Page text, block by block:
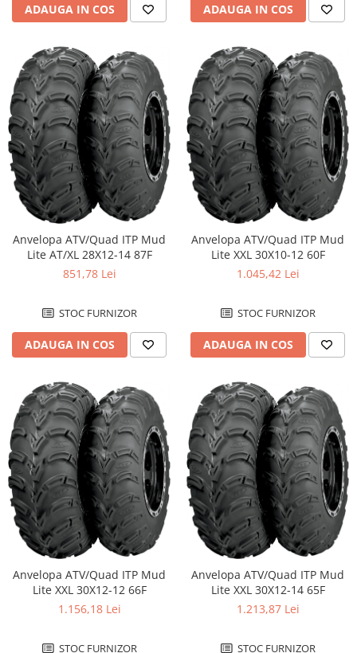
ADAUGA IN COS ADAUGA IN COS
Anvelopa ATV/Quad ITP Mud
Lite AT/XL 28X12-14 87F
851,78 Lei
STOC FURNIZOR
ADAUGA IN COS
Anvelopa ATV/Quad ITP Mud
Lite XXL 30X10-12 60F
1.045,42 Lei
STOC FURNIZOR
ADAUGA IN COS
Anvelopa ATV/Quad ITP Mud
Lite XXL 30X12-12 66F
1.156,18 Lei
STOC FURNIZOR
Anvelopa ATV/Quad ITP Mud
Lite XXL 30X12-14 65F
1.213,87 Lei
STOC FURNIZOR